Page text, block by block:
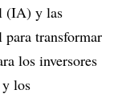
(IA) y las
para transformar
los inversores
los